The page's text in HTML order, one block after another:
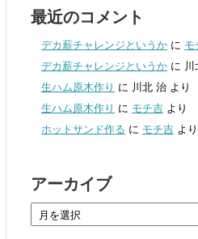
最近のコメント
デカ薪チャレンジというか に モ
デカ薪チャレンジというか に 川
生ハム原木作り に 川北 治 より
生ハム原木作り に モチ吉 より
ホットサンド作る に モチ吉 より
アーカイブ